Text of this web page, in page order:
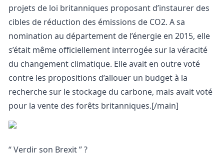
projets de loi britanniques proposant d’instaurer des
cibles de réduction des émissions de CO2. A sa
nomination au département de l’énergie en 2015, elle
s’était même officiellement interrogée sur la véracité
du changement climatique. Elle avait en outre voté
contre les propositions d’allouer un budget à la
recherche sur le stockage du carbone, mais avait voté
pour la vente des forêts britanniques.[/main]
“ Verdir son Brexit ” ?